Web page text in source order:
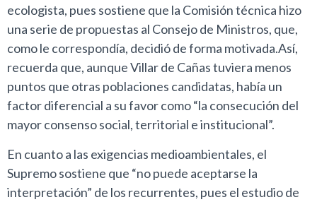
ecologista, pues sostiene que la Comisión técnica hizo
una serie de propuestas al Consejo de Ministros, que,
como le correspondía, decidió de forma motivada.Así,
recuerda que, aunque Villar de Cañas tuviera menos
puntos que otras poblaciones candidatas, había un
factor diferencial a su favor como “la consecución del
mayor consenso social, territorial e institucional”.
En cuanto a las exigencias medioambientales, el
Supremo sostiene que “no puede aceptarse la
interpretación” de los recurrentes, pues el estudio de